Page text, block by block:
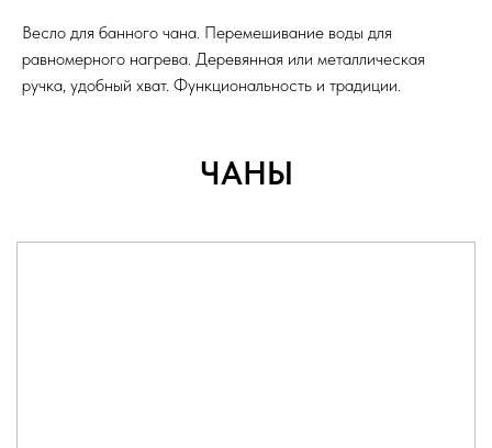
Весло для банного чана. Перемешивание воды для
равномерного нагрева. Деревянная или металлическая
ручка, удобный хват. Функциональность и традиции.
ЧАНЫ